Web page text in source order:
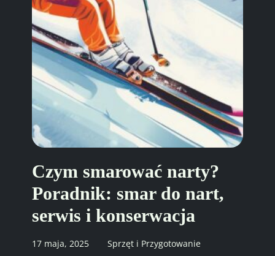
Czym smarować narty?
Poradnik: smar do nart,
serwis i konserwacja
17 maja, 2025
Sprzęt i Przygotowanie